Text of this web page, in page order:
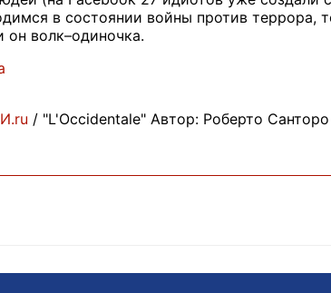
в состоянии войны против террора,
волк–одиночка.
/ "L'Occidentale" Автор: Роберто